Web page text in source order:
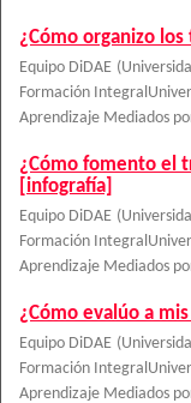
¿Cómo organizo
Equipo DiDAE (
Formación
Aprendizaje Mediados
¿Cómo fomento el
[infografía]
Equipo DiDAE (
Formación
Aprendizaje Mediados
¿Cómo evalúo a
Equipo DiDAE (
Formación
Aprendizaje Mediados